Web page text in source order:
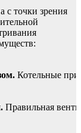
с точки зрения
Котельные
Правильная